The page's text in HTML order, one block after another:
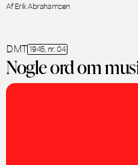
Af Erik Abrahamsen
DMT 1945, nr. 04
Nogle ord om